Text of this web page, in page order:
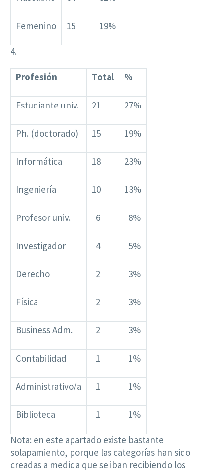
Femenino 15 19%
4.
Profesión Total %
Estudiante univ. 21 27%
Ph. (doctorado) 15 19%
Informática 18 23%
Ingeniería 10 13%
Profesor univ. 6 8%
Investigador 4 5%
Derecho 2 3%
Física 2 3%
Business Adm. 2 3%
Contabilidad 1 1%
Administrativo/a 1 1%
Biblioteca 1 1%
Nota: en este apartado existe bastante
solapamiento, porque las categorías han sido
creadas a medida que se iban recibiendo los